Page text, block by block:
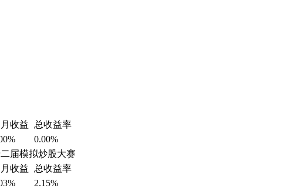
收益
总收益率
0.00%
届模拟炒股大赛
收益
总收益率
2.15%